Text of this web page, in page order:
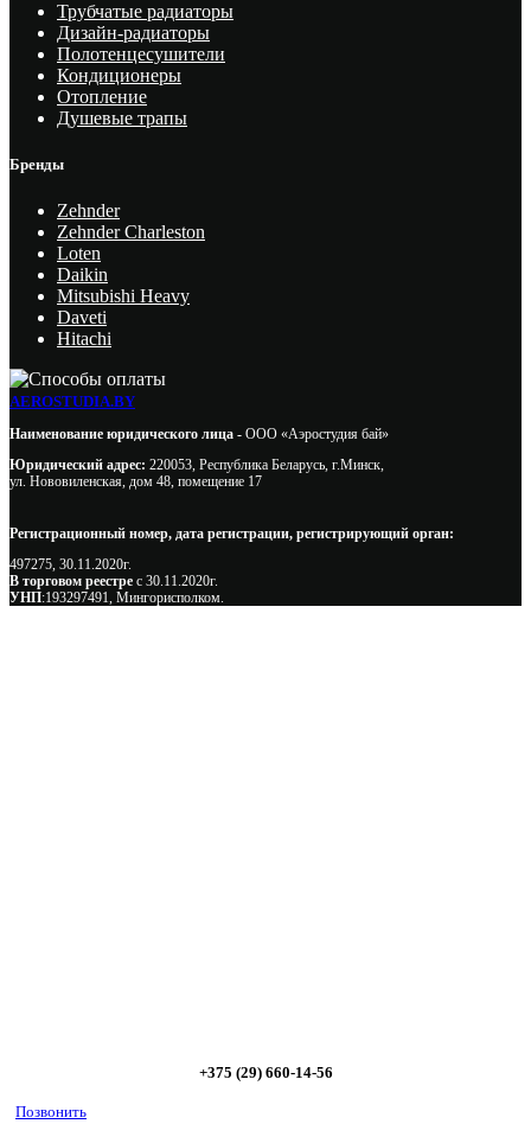
Трубчатые радиаторы
Дизайн-радиаторы
Полотенцесушители
Кондиционеры
Отопление
Душевые трапы
Бренды
Zehnder
Zehnder Charleston
Loten
Daikin
Mitsubishi Heavy
Daveti
Hitachi
AEROSTUDIA.BY
Наименование юридического лица - ООО «Аэростудия бай»
Юридический адрес: 220053, Республика Беларусь, г.Минск,
ул. Нововиленская, дом 48, помещение 17
Регистрационный номер, дата регистрации, регистрирующий орган:
497275, 30.11.2020г.
В торговом реестре с 30.11.2020г.
УНП:193297491, Мингорисполком.
+375 (29) 660-14-56
Позвонить